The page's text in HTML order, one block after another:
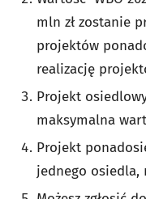
mln zł zostanie
projektów
realizację
Projekt
maksymalna
Projekt
jednego osiedla,